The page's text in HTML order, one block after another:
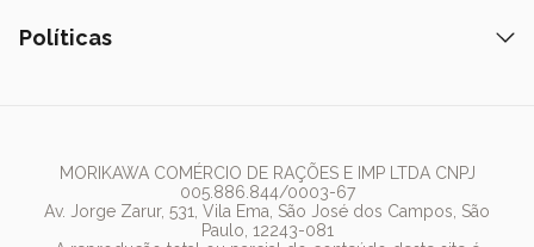
Lista de Desejos
Coleiras
Nexgard
Pedigree
Whiskas
Políticas
MORIKAWA COMÉRCIO DE RAÇÕES E IMP LTDA CNPJ
005.886.844/0003-67
Av. Jorge Zarur, 531, Vila Ema, São José dos Campos, São
Paulo, 12243-081